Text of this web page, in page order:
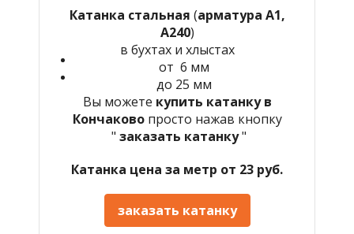
Катанка стальная (арматура А1,
А240)
в бухтах и хлыстах
от 6 мм
до 25 мм
Вы можете купить катанку в
Кончаковопросто нажав кнопку
" заказать катанку"
Катанка цена за метр от 23 руб.
заказать катанку